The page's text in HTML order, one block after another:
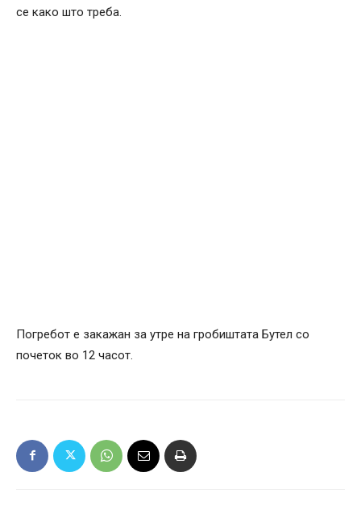
се како што треба.
Погребот е закажан за утре на гробиштата Бутел со
почеток во 12 часот.